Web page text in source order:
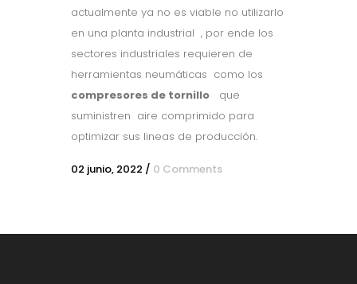
actualmente ya no es viable no utilizarlo
en una planta industrial , por ende los
sectores industriales requieren de
herramientas neumáticas como los
compresores de tornillo que
suministren aire comprimido para
optimizar sus lineas de producción.
02 junio, 2022 / 0 Comments